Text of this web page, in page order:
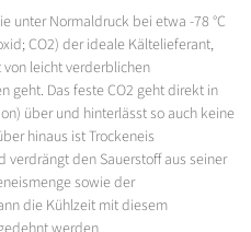
unter Normaldruck bei etwa -78 °C
CO2) der ideale Kältelieferant,
leicht verderblichen
geht. Das feste CO2 geht direkt in
über und hinterlässt so auch keine
hinaus ist Trockeneis
verdrängt den Sauerstoff aus seiner
sowie der
die Kühlzeit mit diesem